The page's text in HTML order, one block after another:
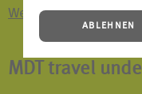
ABLEHNEN
Weitere
MDT travel